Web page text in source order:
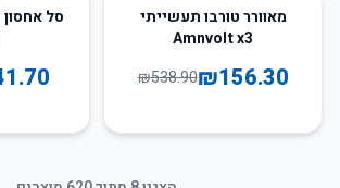
71
מאוורר טורבו תעשייתי
Amnvolt x3
₪156.30
₪538.90
70%סל אחסון